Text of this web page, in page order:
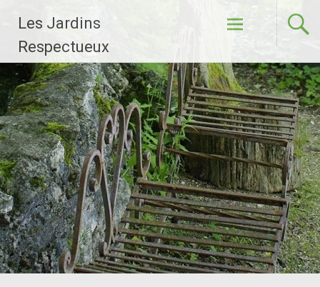
contenu
principal
Les Jardins
Respectueux